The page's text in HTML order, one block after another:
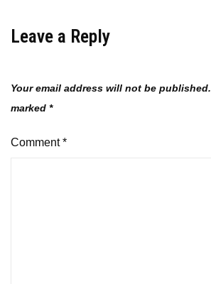
Leave a Reply
Your email address will not be published.
marked *
Comment*